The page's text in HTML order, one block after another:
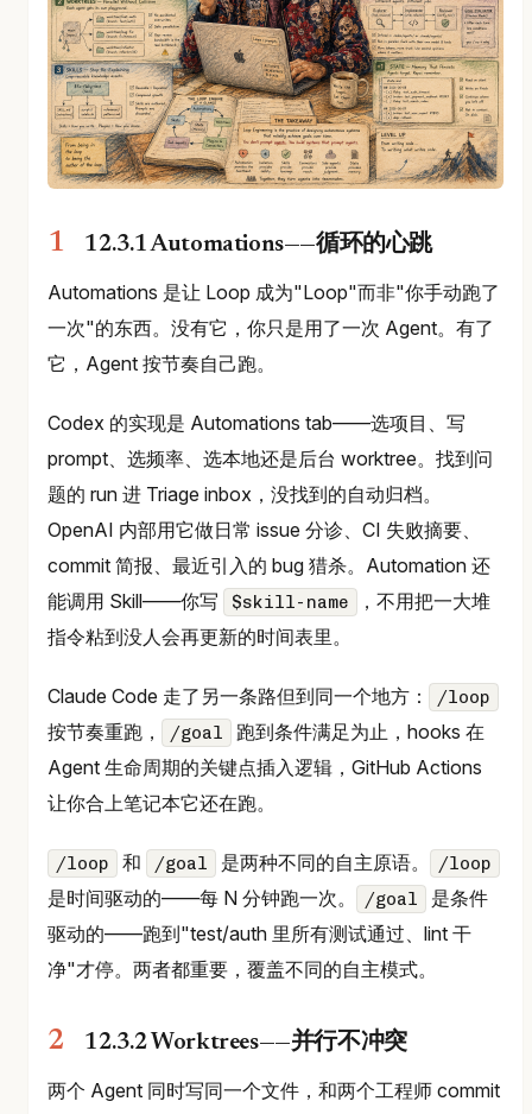
12.3.1 Automations——循环的心跳
Automations 是让 Loop 成为"Loop"而非"你手动跑了
一次"的东西。没有它，你只是用了一次 Agent。有了
它，Agent 按节奏自己跑。
Codex 的实现是 Automations tab——选项目、写
prompt、选频率、选本地还是后台 worktree。找到问
题的 run 进 Triage inbox，没找到的自动归档。
OpenAI 内部用它做日常 issue 分诊、CI 失败摘要、
commit 简报、最近引入的 bug 猎杀。Automation 还
能调用 Skill——你写
$skill-name
，不用把一大堆
指令粘到没人会再更新的时间表里。
Claude Code 走了另一条路但到同一个地方： /loop
按节奏重跑， /goal
跑到条件满足为止，hooks 在
Agent 生命周期的关键点插入逻辑，GitHub Actions
让你合上笔记本它还在跑。
/loop 和 /goal 是两种不同的自主原语。 /loop
是时间驱动的——每 N 分钟跑一次。 /goal
是条件
驱动的——跑到"test/auth 里所有测试通过、lint 干
净"才停。两者都重要，覆盖不同的自主模式。
12.3.2 Worktrees——并行不冲突
两个 Agent 同时写同一个文件，和两个工程师 commit